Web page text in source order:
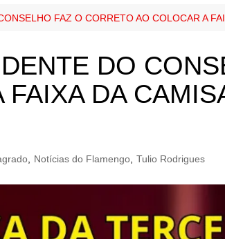
FAZ O CORRETO AO COLOCAR A
DO
DA
Notícias do Flamengo Tulio Rodrigues